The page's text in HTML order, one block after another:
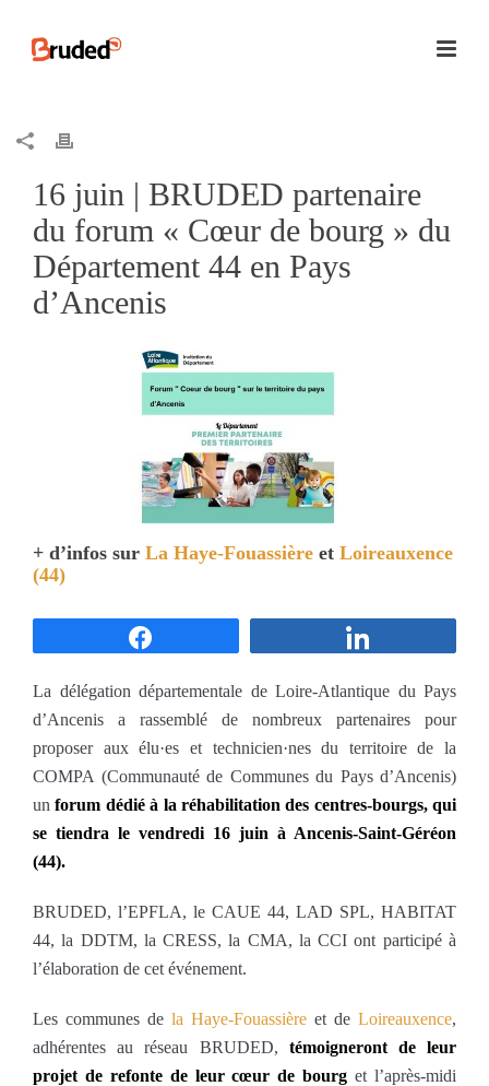
16 juin | BRUDED partenaire
du forum « Cœur de bourg » du
Département 44 en Pays
d’Ancenis
+ d’infos sur La Haye-Fouassière et Loireauxence
(44)
La délégation départementale de Loire-Atlantique du Pays
d’Ancenis a rassemblé de nombreux partenaires pour
proposer aux élu·es et technicien·nes du territoire de la
COMPA (Communauté de Communes du Pays d’Ancenis)
unforum dédié à la réhabilitation des centres-bourgs, qui
se tiendra le vendredi 16 juin à Ancenis-Saint-Géréon
(44).
BRUDED, l’EPFLA, le CAUE 44, LAD SPL, HABITAT
44, la DDTM, la CRESS, la CMA, la CCI ont participé à
l’élaboration de cet événement.
Les communes de la Haye-Fouassière et de Loireauxence,
adhérentes au réseau BRUDED, témoigneront de leur
projet de refonte de leur cœur de bourg et l’après-midi